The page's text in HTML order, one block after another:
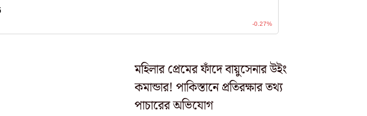
মহিলার প্রেমের ফাঁদে বায়ুসেনার উইং
কমান্ডার! পাকিস্তানে প্রতিরক্ষার তথ্য
পাচারের অভিযোগ